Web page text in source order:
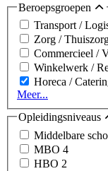
Beroepsgroepen
Transport /
Zorg /
Commercieel /
Winkelwerk /
Horeca /
Meer...
Opleidingsniveaus
Middelbare
MBO 4
HBO 2